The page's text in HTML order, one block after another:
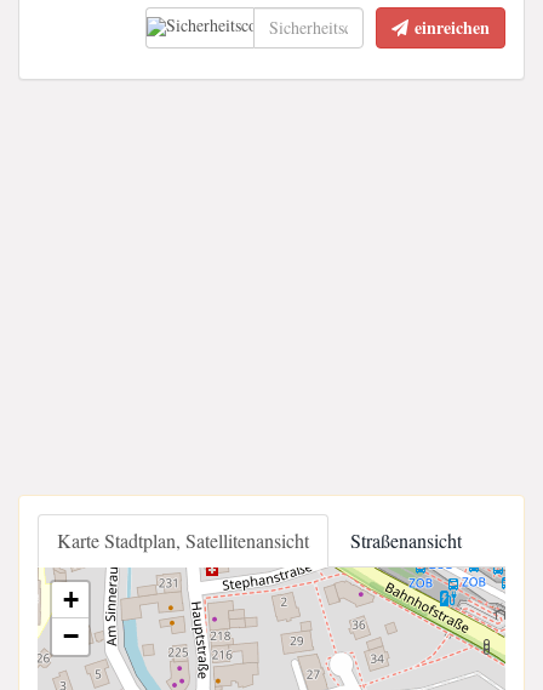
einreichen
Karte Stadtplan, Satellitenansicht Straßenansicht
+
−